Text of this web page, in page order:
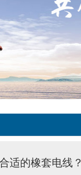
适的橡套电线？